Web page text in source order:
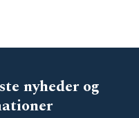
nyheder og